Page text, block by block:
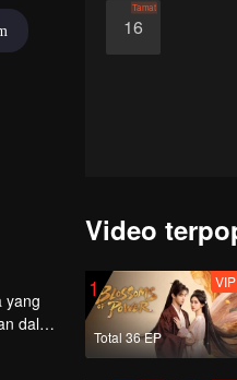
16
Tamat
yang
dalam
Video
1
Total 36 EP
VIP